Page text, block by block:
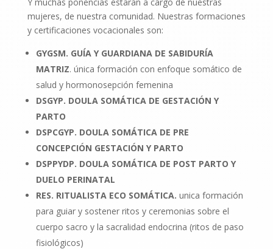
mujeres, de nuestra comunidad. Nuestras formaciones
y certificaciones vocacionales son:
GYGSM. GUÍA Y GUARDIANA DE SABIDURÍA
MATRIZ. única formación con enfoque somático de
salud y hormonosepción femenina
DSGYP. DOULA SOMÁTICA DE GESTACIÓN Y
PARTO
DSPCGYP. DOULA SOMÁTICA DE PRE
CONCEPCIÓN GESTACIÓN Y PARTO
DSPPYDP. DOULA SOMÁTICA DE POST PARTO Y
DUELO PERINATAL
RES. RITUALISTA ECO SOMÁTICA. unica formación
para guiar y sostener ritos y ceremonias sobre el
cuerpo sacro y la sacralidad endocrina (ritos de paso
fisiológicos)